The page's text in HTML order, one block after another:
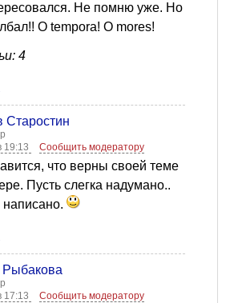
Не помню уже. Но
О tempora! O mores!
4
Старостин
19:13
Сообщить модератору
что верны своей теме
Пусть слегка надумано..
Рыбакова
17:13
Сообщить модератору